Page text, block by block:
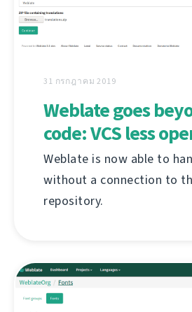
31 กรกฎาคม 2019
Weblate goes
code: VCS less
Weblate is now able to
without a connection to
repository.